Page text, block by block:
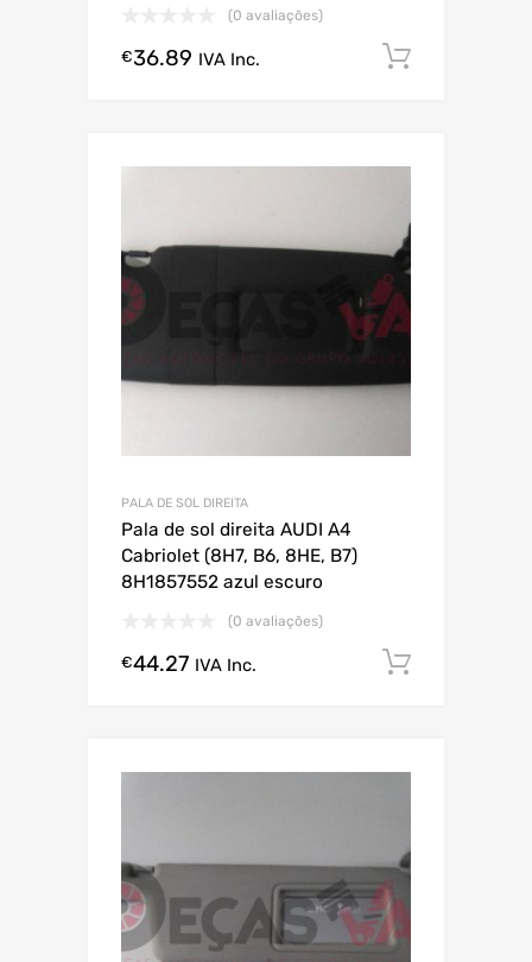
(0 avaliações)
€36.89 IVA Inc.
PALA DE SOL DIREITA
Pala de sol direita AUDI A4
Cabriolet (8H7, B6, 8HE, B7)
8H1857552 azul escuro
(0 avaliações)
€44.27 IVA Inc.